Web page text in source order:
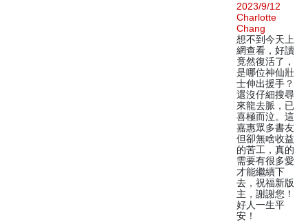
2023/9/12
Charlotte
Chang
想不到今天上
網查看，好讀
竟然復活了，
是哪位神仙壯
士伸出援手？
還沒仔細搜尋
來龍去脈，已
喜極而泣。這
嘉惠眾多書友
但卻無啥收益
的苦工，真的
需要有很多愛
才能繼續下
去，祝福新版
主，謝謝您！
好人一生平
安！